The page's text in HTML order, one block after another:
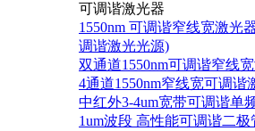
可调谐激光器
1550nm 可调谐窄线宽激光
调谐激光光源)
双通道1550nm可调谐窄线
4通道1550nm窄线宽可调谐
中红外3-4um宽带可调谐单
1um波段 高性能可调谐二极